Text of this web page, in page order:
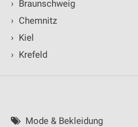
› Braunschweig
› Chemnitz
› Kiel
› Krefeld
Mode & Bekleidung